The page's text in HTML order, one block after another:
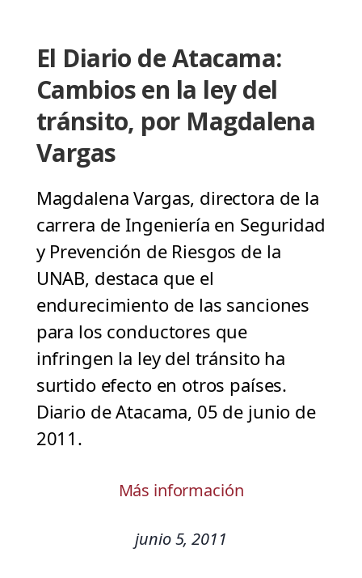
El Diario de Atacama:
Cambios en la ley del
tránsito, por Magdalena
Vargas
Magdalena Vargas, directora de la
carrera de Ingeniería en Seguridad
y Prevención de Riesgos de la
UNAB, destaca que el
endurecimiento de las sanciones
para los conductores que
infringen la ley del tránsito ha
surtido efecto en otros países.
Diario de Atacama, 05 de junio de
2011.
Más información
junio 5, 2011